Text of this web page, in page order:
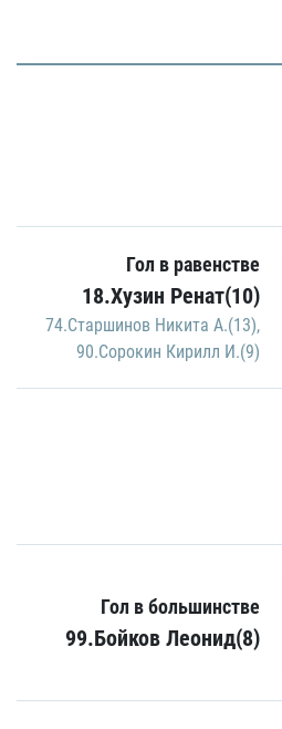
Гол в равенстве
18.Хузин Ренат(10)
74.Старшинов Никита А.(13),
90.Сорокин Кирилл И.(9)
Гол в большинстве
99.Бойков Леонид(8)